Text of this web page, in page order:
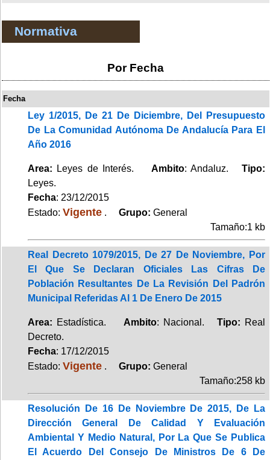
Normativa
Por Fecha
Fecha
Ley 1/2015, De 21 De Diciembre, Del Presupuesto
De La Comunidad Autónoma De Andalucía Para El
Año 2016
Area: Leyes de Interés. Ambito: Andaluz.Tipo:
Leyes.
Fecha: 23/12/2015
Estado: Vigente . Grupo: General
Tamaño:1 kb
Real Decreto 1079/2015, De 27 De Noviembre, Por
El Que Se Declaran Oficiales Las Cifras De
Población Resultantes De La Revisión Del Padrón
Municipal Referidas Al 1 De Enero De 2015
Area: Estadística. Ambito: Nacional. Tipo: Real
Decreto.
Fecha: 17/12/2015
Estado: Vigente . Grupo: General
Tamaño:258 kb
Resolución De 16 De Noviembre De 2015, De La
Dirección General De Calidad Y Evaluación
Ambiental Y Medio Natural, Por La Que Se Publica
El Acuerdo Del Consejo De Ministros De 6 De